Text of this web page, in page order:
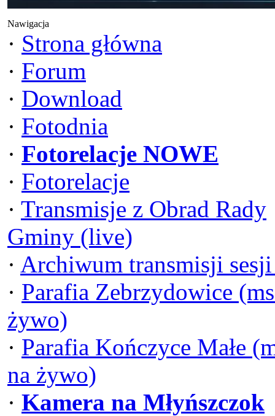
Nawigacja
· Strona główna
· Forum
· Download
· Fotodnia
· Fotorelacje NOWE
· Fotorelacje
· Transmisje z Obrad Rady
Gminy (live)
· Archiwum transmisji
· Parafia Zebrzydowice
żywo)
· Parafia Kończyce Małe
na żywo)
· Kamera na Młyńszczok